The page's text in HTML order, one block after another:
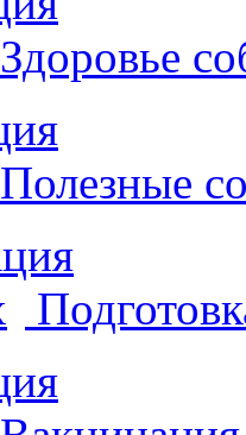
Здоровье
Полезные